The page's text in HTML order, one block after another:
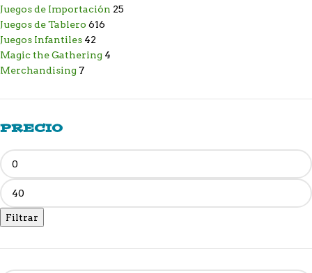
Juegos de Importación 25
Juegos de Tablero 616
Juegos Infantiles 42
Magic the Gathering 4
Merchandising 7
PRECIO
Filtrar